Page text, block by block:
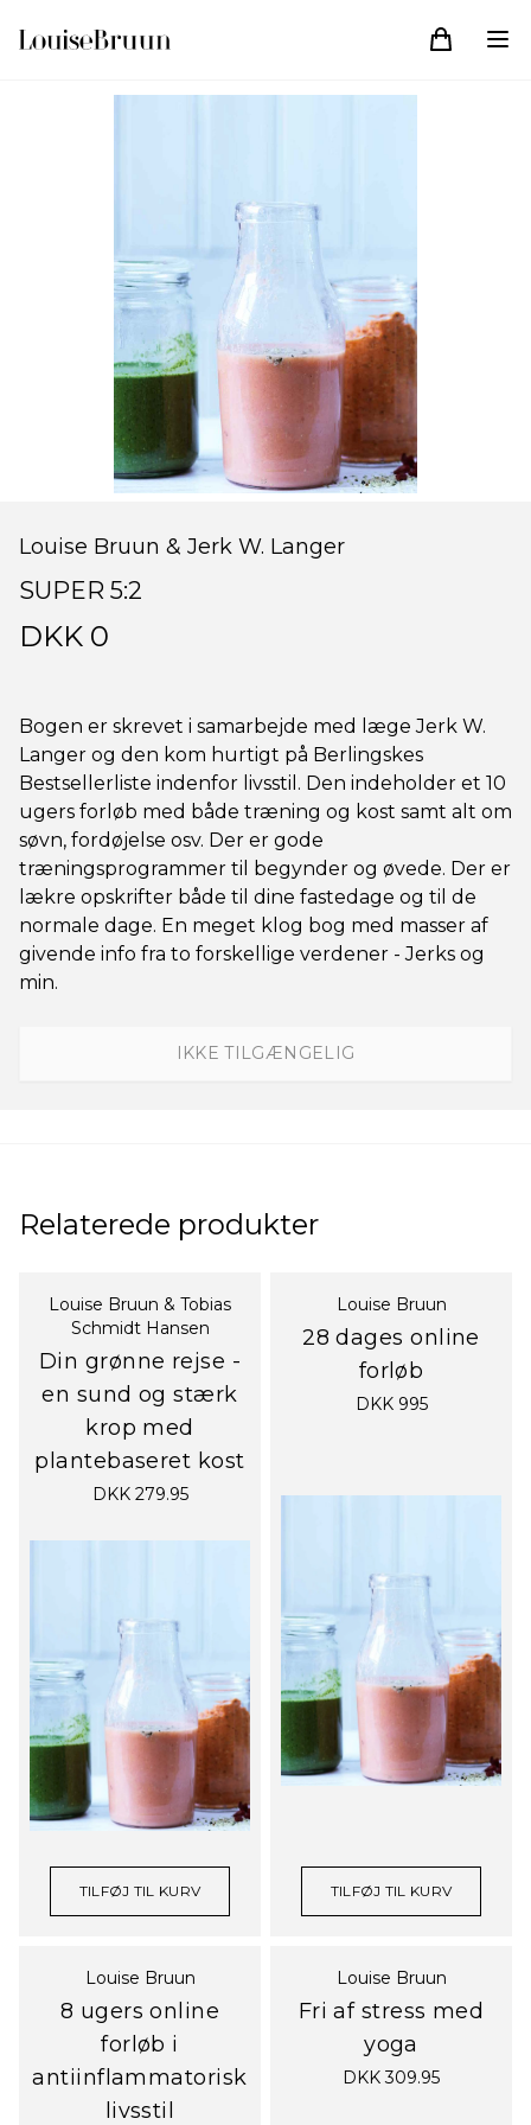
Louise Bruun & Jerk W. Langer
SUPER 5:2
DKK 0
Bogen er skrevet i samarbejde med læge Jerk W.
Langer og den kom hurtigt på Berlingskes
Bestsellerliste indenfor livsstil. Den indeholder et 10
ugers forløb med både træning og kost samt alt om
søvn, fordøjelse osv. Der er gode
træningsprogrammer til begynder og øvede. Der er
lækre opskrifter både til dine fastedage og til de
normale dage. En meget klog bog med masser af
givende info fra to forskellige verdener - Jerks og
min.
IKKE TILGÆNGELIG
Relaterede produkter
Louise Bruun & Tobias
Schmidt Hansen
Din grønne rejse -
en sund og stærk
krop med
plantebaseret kost
DKK 279.95
TILFØJ TIL KURV
Louise Bruun
28 dages online
forløb
DKK 995
TILFØJ TIL KURV
Louise Bruun
8 ugers online
forløb i
antiinflammatorisk
livsstil
Louise Bruun
Fri af stress med
yoga
DKK 309.95